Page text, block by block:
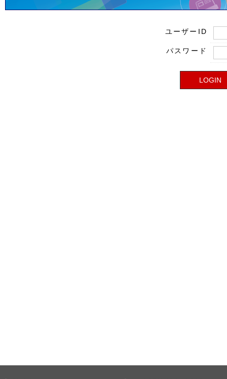
ユーザーID
パスワード